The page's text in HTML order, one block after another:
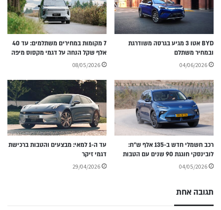
BYD אטו 3 מגיע בגרסה משודרגת
ובמחיר משתלם
04/06/2026
7 מקומות במחירים משתלמים: עד 40
אלף שקל הנחה על דגמי מקסוס מיפה
08/05/2026
רכב חשמלי חדש ב-135 אלף ש״ח:
לובינסקי חוגגת 90 שנים עם הטבות
04/05/2026
עד ה-1 למאי: מבצעים והטבות ברכישת
דגמי זיקר
29/04/2026
תגובה אחת